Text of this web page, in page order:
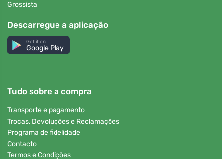
Grossista
Descarregue a aplicação
Get it on
Google Play
Tudo sobre a compra
Transporte e pagamento
Trocas, Devoluções e Reclamações
Programa de fidelidade
Contacto
Termos e Condições